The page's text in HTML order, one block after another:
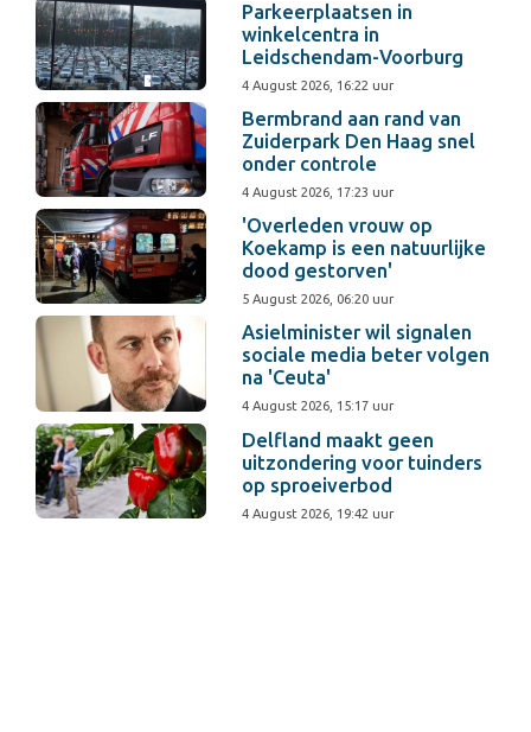
Parkeerplaatsen in
winkelcentra in
Leidschendam-Voorburg
4 August 2026, 16:22 uur
Bermbrand aan rand van
Zuiderpark Den Haag snel
onder controle
4 August 2026, 17:23 uur
'Overleden vrouw op
Koekamp is een natuurlijke
dood gestorven'
5 August 2026, 06:20 uur
Asielminister wil signalen
sociale media beter volgen
na 'Ceuta'
4 August 2026, 15:17 uur
Delfland maakt geen
uitzondering voor tuinders
op sproeiverbod
4 August 2026, 19:42 uur